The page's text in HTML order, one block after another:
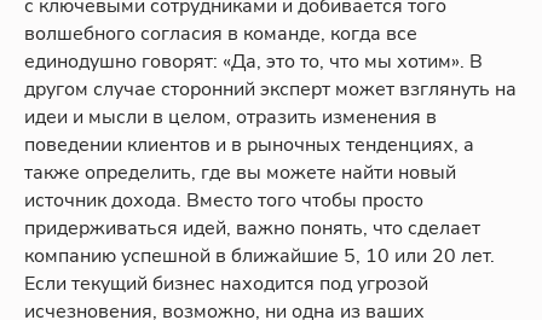
с ключевыми сотрудниками и добивается того
волшебного согласия в команде, когда все
единодушно говорят: «Да, это то, что мы хотим». В
другом случае сторонний эксперт может взглянуть на
идеи и мысли в целом, отразить изменения в
поведении клиентов и в рыночных тенденциях, а
также определить, где вы можете найти новый
источник дохода. Вместо того чтобы просто
придерживаться идей, важно понять, что сделает
компанию успешной в ближайшие 5, 10 или 20 лет.
Если текущий бизнес находится под угрозой
исчезновения, возможно, ни одна из ваших